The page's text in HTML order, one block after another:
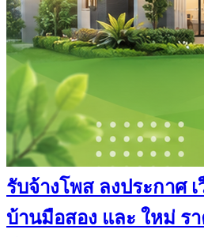
รับจ้างโพส ลงประกาศ
บ้านมือสอง และ ใหม่ ร